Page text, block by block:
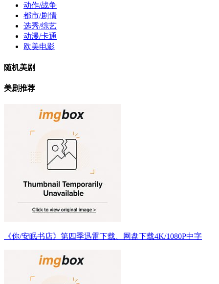
动作/战争
都市/剧情
选秀/综艺
动漫/卡通
欧美电影
随机美剧
美剧推荐
《你/安眠书店》第四季迅雷下载、网盘下载4K/1080P中字